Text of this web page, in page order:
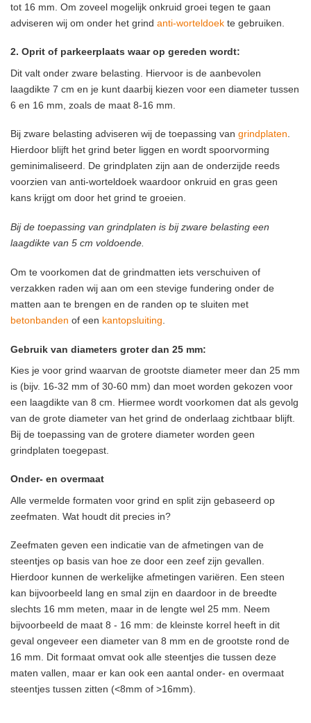
tot 16 mm. Om zoveel mogelijk onkruid groei tegen te gaan
adviseren wij om onder het grind anti-worteldoek te gebruiken.
2. Oprit of parkeerplaats waar op gereden wordt:
Dit valt onder zware belasting. Hiervoor is de aanbevolen
laagdikte 7 cm en je kunt daarbij kiezen voor een diameter tussen
6 en 16 mm, zoals de maat 8-16 mm.
Bij zware belasting adviseren wij de toepassing van grindplaten.
Hierdoor blijft het grind beter liggen en wordt spoorvorming
geminimaliseerd. De grindplaten zijn aan de onderzijde reeds
voorzien van anti-worteldoek waardoor onkruid en gras geen
kans krijgt om door het grind te groeien.
Bij de toepassing van grindplaten is bij zware belasting een
laagdikte van 5 cm voldoende.
Om te voorkomen dat de grindmatten iets verschuiven of
verzakken raden wij aan om een stevige fundering onder de
matten aan te brengen en de randen op te sluiten met
betonbanden of een kantopsluiting
Gebruik van diameters groter dan 25 mm:
Kies je voor grind waarvan de grootste diameter meer dan 25 mm
is (bijv. 16-32 mm of 30-60 mm) dan moet worden gekozen voor
een laagdikte van 8 cm. Hiermee wordt voorkomen dat als gevolg
van de grote diameter van het grind de onderlaag zichtbaar blijft.
Bij de toepassing van de grotere diameter worden geen
grindplaten toegepast.
Onder- en overmaat
Alle vermelde formaten voor grind en split zijn gebaseerd op
zeefmaten. Wat houdt dit precies in?
Zeefmaten geven een indicatie van de afmetingen van de
steentjes op basis van hoe ze door een zeef zijn gevallen.
Hierdoor kunnen de werkelijke afmetingen variëren. Een steen
kan bijvoorbeeld lang en smal zijn en daardoor in de breedte
slechts 16 mm meten, maar in de lengte wel 25 mm. Neem
bijvoorbeeld de maat 8 - 16 mm: de kleinste korrel heeft in dit
geval ongeveer een diameter van 8 mm en de grootste rond de
16 mm. Dit formaat omvat ook alle steentjes die tussen deze
maten vallen, maar er kan ook een aantal onder- en overmaat
steentjes tussen zitten (<8mm of >16mm).